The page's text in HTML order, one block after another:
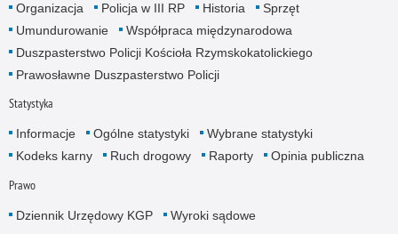
Organizacja
Policja w III RP Historia
Sprzęt
Umundurowanie
Współpraca międzynarodowa
Duszpasterstwo Policji Kościoła Rzymskokatolickiego
Prawosławne Duszpasterstwo Policji
Statystyka
Informacje Ogólne statystyki
Wybrane statystyki
Kodeks karny
Ruch drogowy Raporty Opinia publiczna
Prawo
Dziennik Urzędowy KGP Wyroki sądowe